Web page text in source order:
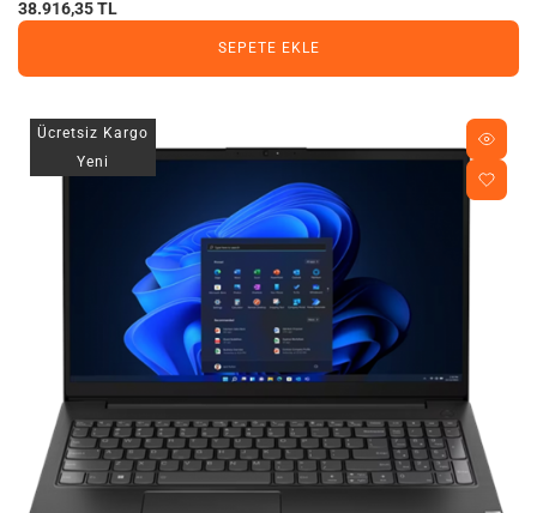
38.916,35 TL
SEPETE EKLE
Ücretsiz Kargo
Yeni